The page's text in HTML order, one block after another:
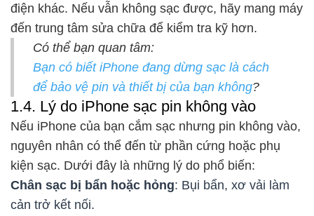
điện khác. Nếu vẫn không sạc được, hãy mang máy
đến trung tâm sửa chữa để kiểm tra kỹ hơn.
Có thể bạn quan tâm:
Bạn có biết iPhone đang dừng sạc là cách
để bảo vệ pin và thiết bị của bạn không?
1.4. Lý do iPhone sạc pin không vào
Nếu iPhone của bạn cắm sạc nhưng pin không vào,
nguyên nhân có thể đến từ phần cứng hoặc phụ
kiện sạc. Dưới đây là những lý do phổ biến:
Chân sạc bị bẩn hoặc hỏng: Bụi bẩn, xơ vải làm
cản trở kết nối.